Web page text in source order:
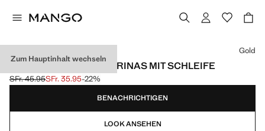
Zum Hauptinhalt wechseln
METALLISIERTE BALLERINAS MIT SCHLEIFE
Ausgangspreis durchgestrichen [SFr. 45.95 ]
SFr. 45.95
Aktueller Preis [SFr. 35.95 ]
SFr. 35.95-22%
Wählen Sie eine Farbe
Gold
BENACHRICHTIGEN
LOOK ANSEHEN